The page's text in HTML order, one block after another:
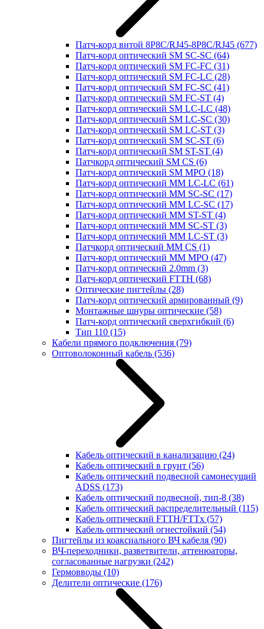
Патч-корд витой 8P8C/RJ45-8P8C/RJ45 (677)
Патч-корд оптический SM SC-SC (64)
Патч-корд оптический SM FC-FC (31)
Патч-корд оптический SM FC-LC (28)
Патч-корд оптический SM FC-SC (41)
Патч-корд оптический SM FC-ST (4)
Патч-корд оптический SM LC-LC (48)
Патч-корд оптический SM LC-SC (30)
Патч-корд оптический SM LC-ST (3)
Патч-корд оптический SM SC-ST (6)
Патч-корд оптический SM ST-ST (4)
Патчкорд оптический SM CS (6)
Патч-корд оптический SM MPO (18)
Патч-корд оптический MM LC-LC (61)
Патч-корд оптический MM SC-SC (17)
Патч-корд оптический MM LC-SC (17)
Патч-корд оптический MM ST-ST (4)
Патч-корд оптический MM SC-ST (3)
Патч-корд оптический MM LC-ST (3)
Патчкорд оптический MM CS (1)
Патч-корд оптический MM MPO (47)
Патч-корд оптический 2.0mm (3)
Патч-корд оптический FTTH (68)
Оптические пигтейлы (28)
Патч-корд оптический армированный (9)
Монтажные шнуры оптические (58)
Патч-корд оптический сверхгибкий (6)
Тип 110 (15)
Кабели прямого подключения (79)
Оптоволоконный кабель (536)
Кабель оптический в канализацию (24)
Кабель оптический в грунт (56)
Кабель оптический подвесной самонесущий
ADSS (173)
Кабель оптический подвесной, тип-8 (38)
Кабель оптический распределительный (115)
Кабель оптический FTTH/FTTx (57)
Кабель оптический огнестойкий (54)
Пигтейлы из коаксиального ВЧ кабеля (90)
ВЧ-переходники, разветвители, аттенюаторы,
согласованные нагрузки (242)
Гермовводы (10)
Делители оптические (176)